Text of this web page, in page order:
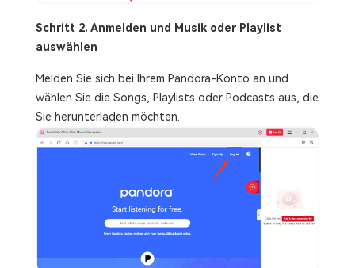
Schritt 2. Anmelden und Musik oder Playlist
auswählen
Melden Sie sich bei Ihrem Pandora-Konto an und
wählen Sie die Songs, Playlists oder Podcasts aus, die
Sie herunterladen möchten.